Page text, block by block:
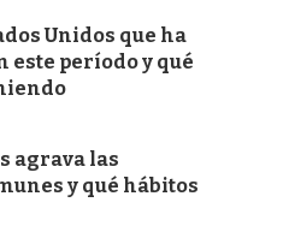
Unidos que ha
este período y qué
agrava las
y qué hábitos